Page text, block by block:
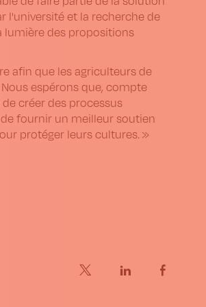
l'université et la recherche de
lumière des propositions
afin que les agriculteurs de
espérons que, compte
créer des processus
fournir un meilleur soutien
protéger leurs cultures. »